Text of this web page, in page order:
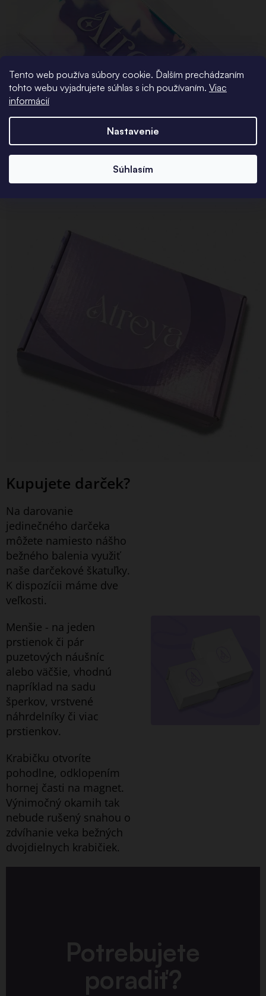
Tento web používa súbory cookie. Ďalším prechádzaním
tohto webu vyjadrujete súhlas s ich používaním. Viac
informácií
Nastavenie
Súhlasím
Kupujete darček?
Na darovanie
jedinečného darčeka
môžete namiesto nášho
bežného balenia využiť
naše darčekové škatuľky.
K dispozícii máme dve
veľkosti.
Menšie - na jeden
prstienok či pár
puzetových náušníc
alebo väčšie, vhodnú
napríklad na sadu
šperkov, vrstvené
náhrdelníky či viac
prstienkov.
Krabičku otvoríte
pohodlne, odklopením
hornej časti na magnet.
Výnimočný okamih tak
nebude rušený snahou o
zdvíhanie veka bežných
dvojdielnych krabičiek.
Potrebujete
poradiť?